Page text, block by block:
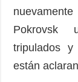
Pokrovsk
tripulados
están